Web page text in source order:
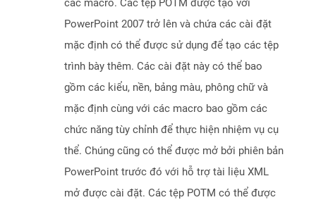
các macro. Các tệp POTM được tạo với
PowerPoint 2007 trở lên và chứa các cài đặt
mặc định có thể được sử dụng để tạo các tệp
trình bày thêm. Các cài đặt này có thể bao
gồm các kiểu, nền, bảng màu, phông chữ và
mặc định cùng với các macro bao gồm các
chức năng tùy chỉnh để thực hiện nhiệm vụ cụ
thể. Chúng cũng có thể được mở bởi phiên bản
PowerPoint trước đó với hỗ trợ tài liệu XML
mở được cài đặt. Các tệp POTM có thể được